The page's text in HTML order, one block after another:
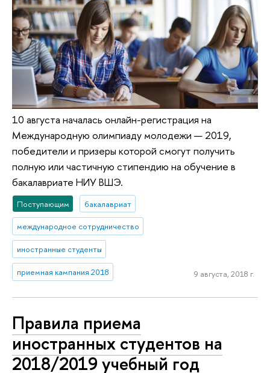
10 августа началась онлайн-регистрация на
Международную олимпиаду молодежи — 2019,
победители и призеры которой смогут получить
полную или частичную стипендию на обучение в
бакалавриате НИУ ВШЭ.
Поступающим бакалавриат
международное сотрудничество
иностранные студенты
приемная кампания 2018 9 августа, 2018 г.
Правила приема
иностранных студентов на
2018/2019 учебный год